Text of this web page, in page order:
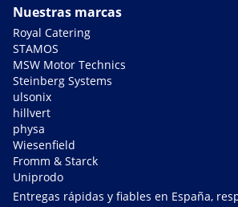
Nuestras marcas
Royal Catering
STAMOS
MSW Motor Technics
Steinberg Systems
ulsonix
hillvert
physa
Wiesenfield
Fromm & Starck
Uniprodo
Entregas rápidas y fiables en España,